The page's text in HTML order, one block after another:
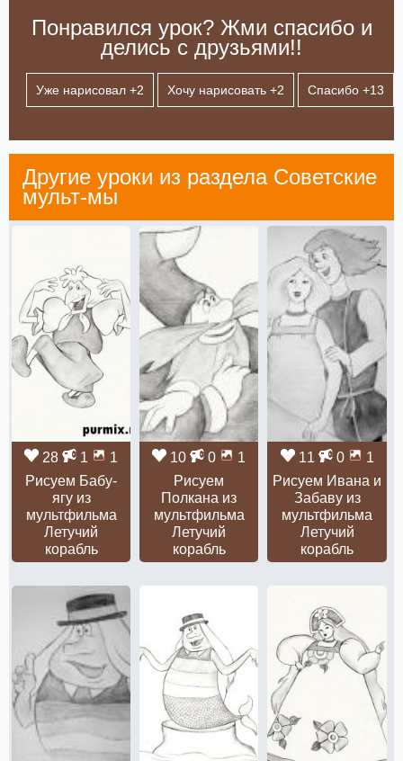
Понравился урок? Жми спасибо и
делись с друзьями!!
Уже нарисовал +2 Хочу нарисовать +2 Спасибо +13
Другие уроки из раздела Советские
мульт-мы
28 1
1
Рисуем Бабу-
ягу из
мультфильма
Летучий
корабль
10 0
1
Рисуем
Полкана из
мультфильма
Летучий
корабль
11 0
1
Рисуем Ивана и
Забаву из
мультфильма
Летучий
корабль